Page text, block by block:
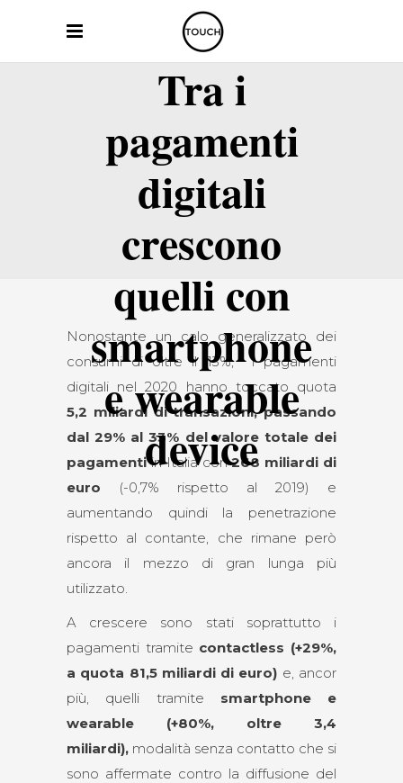
Tra i
pagamenti
digitali
crescono
quelli con
smartphone
e wearable
device
Nonostante un calo generalizzato dei
consumi di oltre il 13%, i pagamenti
digitali nel 2020 hanno toccato quota
5,2 miliardi di transazioni, passando
dal 29% al 33% del valore totale dei
pagamentiin Italia con268 miliardi di
euro (-0,7% rispetto al 2019) e
aumentando quindi la penetrazione
rispetto al contante, che rimane però
ancora il mezzo di gran lunga più
utilizzato.
A crescere sono stati soprattutto i
pagamenti tramite contactless (+29%,
a quota 81,5 miliardi di euro) e, ancor
più, quelli tramite smartphone e
wearable (+80%, oltre 3,4
miliardi), modalità senza contatto che si
sono affermate contro la diffusione del